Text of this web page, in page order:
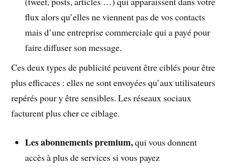
flux alors qu’elles ne viennent pas de vos contacts
mais d’une entreprise commerciale qui a payé pour
faire diffuser son message.
Ces deux types de publicité peuvent être ciblés pour être
plus efficaces : elles ne sont envoyées qu’aux utilisateurs
repérés pour y être sensibles. Les réseaux sociaux
facturent plus cher ce ciblage.
Les abonnements premium,qui vous donnent
accès à plus de services si vous payez